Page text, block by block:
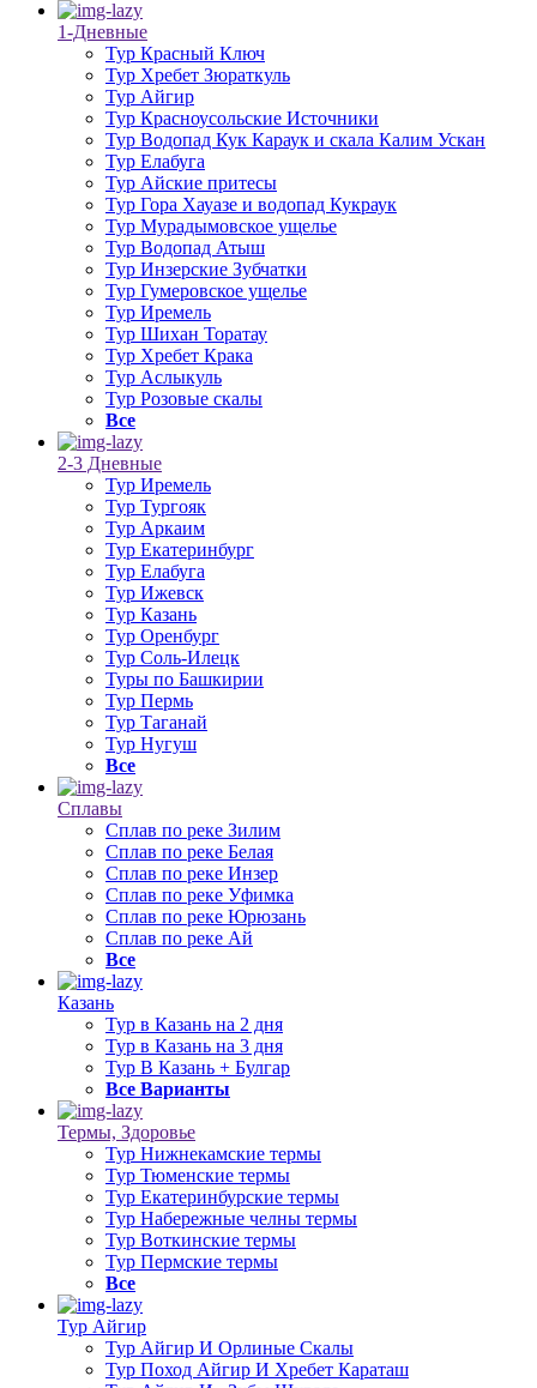
1-Дневные
Тур Красный Ключ
Тур Хребет Зюраткуль
Тур Айгир
Тур Красноусольские Источники
Тур Водопад Кук Караук и скала Калим Ускан
Тур Елабуга
Тур Айские притесы
Тур Гора Хауазе и водопад Кукраук
Тур Мурадымовское ущелье
Тур Водопад Атыш
Тур Инзерские Зубчатки
Тур Гумеровское ущелье
Тур Иремель
Тур Шихан Торатау
Тур Хребет Крака
Тур Аслыкуль
Тур Розовые скалы
Все
2-3 Дневные
Тур Иремель
Тур Тургояк
Тур Аркаим
Тур Екатеринбург
Тур Елабуга
Тур Ижевск
Тур Казань
Тур Оренбург
Тур Соль-Илецк
Туры по Башкирии
Тур Пермь
Тур Таганай
Тур Нугуш
Все
Сплавы
Сплав по реке Зилим
Сплав по реке Белая
Сплав по реке Инзер
Сплав по реке Уфимка
Сплав по реке Юрюзань
Сплав по реке Ай
Все
Казань
Тур в Казань на 2 дня
Тур в Казань на 3 дня
Тур В Казань + Булгар
Все Варианты
Термы, Здоровье
Тур Нижнекамские термы
Тур Тюменские термы
Тур Екатеринбурские термы
Тур Набережные челны термы
Тур Воткинские термы
Тур Пермские термы
Все
Тур Айгир
Тур Айгир И Орлиные Скалы
Тур Поход Айгир И Хребет Караташ